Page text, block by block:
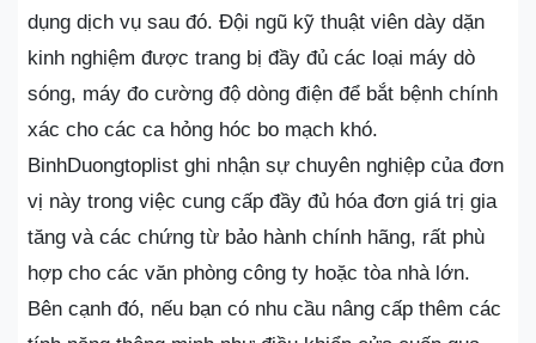
dụng dịch vụ sau đó. Đội ngũ kỹ thuật viên dày dặn
kinh nghiệm được trang bị đầy đủ các loại máy dò
sóng, máy đo cường độ dòng điện để bắt bệnh chính
xác cho các ca hỏng hóc bo mạch khó.
BinhDuongtoplist ghi nhận sự chuyên nghiệp của đơn
vị này trong việc cung cấp đầy đủ hóa đơn giá trị gia
tăng và các chứng từ bảo hành chính hãng, rất phù
hợp cho các văn phòng công ty hoặc tòa nhà lớn.
Bên cạnh đó, nếu bạn có nhu cầu nâng cấp thêm các